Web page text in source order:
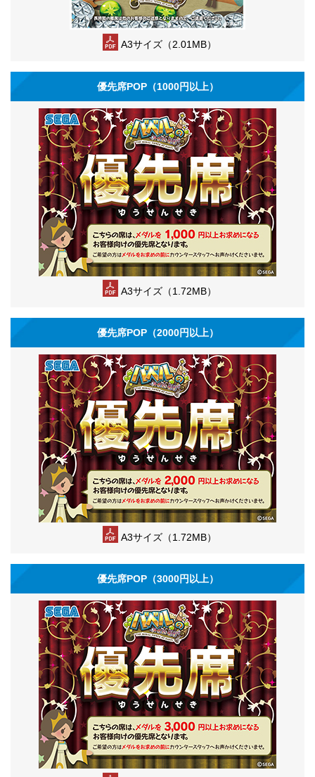
A3サイズ（2.01MB）
優先席POP（1000円以上）
A3サイズ（1.72MB）
優先席POP（2000円以上）
A3サイズ（1.72MB）
優先席POP（3000円以上）